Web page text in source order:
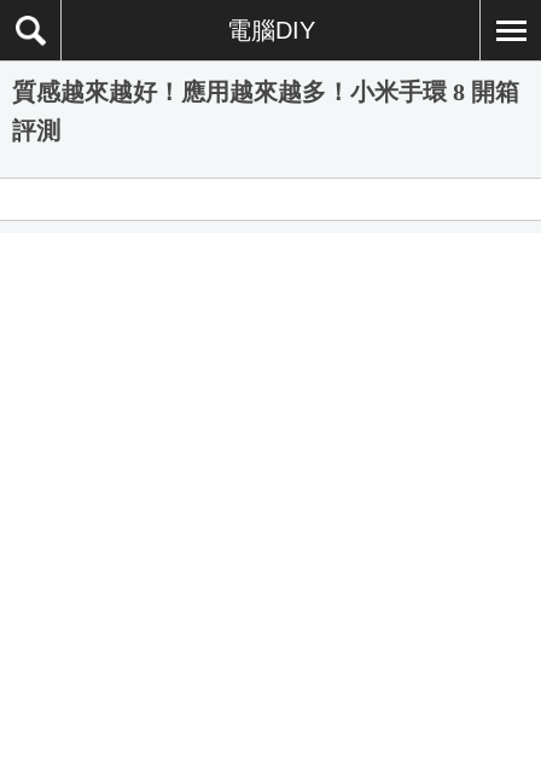
電腦DIY
質感越來越好！應用越來越多！小米手環 8 開箱
評測